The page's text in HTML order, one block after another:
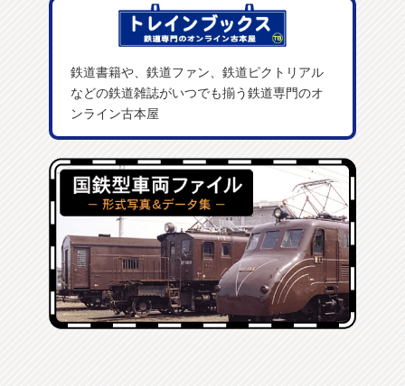
鉄道書籍や、鉄道ファン、鉄道ピクトリアル
などの鉄道雑誌がいつでも揃う鉄道専門のオ
ンライン古本屋